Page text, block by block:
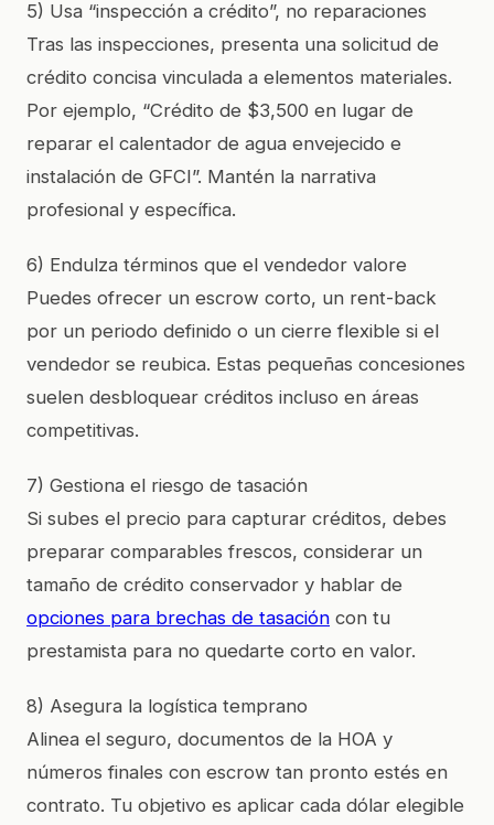
5) Usa “inspección a crédito”, no reparaciones
Tras las inspecciones, presenta una solicitud de
crédito concisa vinculada a elementos materiales.
Por ejemplo, “Crédito de $3,500 en lugar de
reparar el calentador de agua envejecido e
instalación de GFCI”. Mantén la narrativa
profesional y específica.
6) Endulza términos que el vendedor valore
Puedes ofrecer un escrow corto, un rent-back
por un periodo definido o un cierre flexible si el
vendedor se reubica. Estas pequeñas concesiones
suelen desbloquear créditos incluso en áreas
competitivas.
7) Gestiona el riesgo de tasación
Si subes el precio para capturar créditos, debes
preparar comparables frescos, considerar un
tamaño de crédito conservador y hablar de
opciones para brechas de tasación con tu
prestamista para no quedarte corto en valor.
8) Asegura la logística temprano
Alinea el seguro, documentos de la HOA y
números finales con escrow tan pronto estés en
contrato. Tu objetivo es aplicar cada dólar elegible